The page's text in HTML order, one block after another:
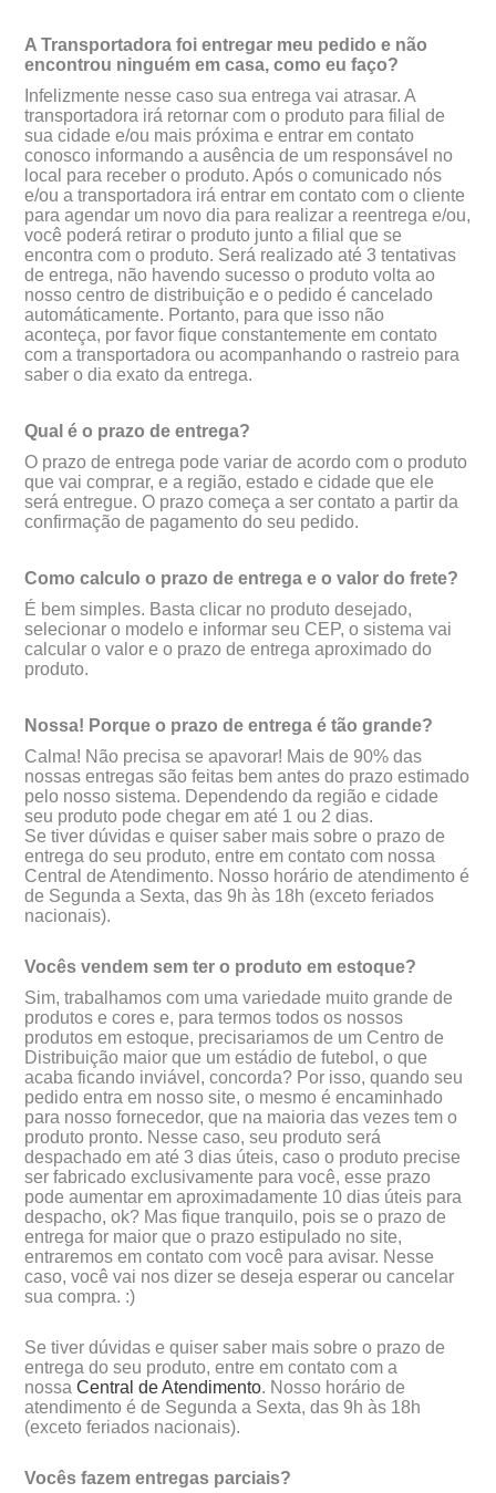
A Transportadora foi entregar meu pedido e não
encontrou ninguém em casa, como eu faço?
Infelizmente nesse caso sua entrega vai atrasar. A
transportadora irá retornar com o produto para filial de
sua cidade e/ou mais próxima e entrar em contato
conosco informando a ausência de um responsável no
local para receber o produto. Após o comunicado nós
e/ou a transportadora irá entrar em contato com o cliente
para agendar um novo dia para realizar a reentrega e/ou,
você poderá retirar o produto junto a filial que se
encontra com o produto. Será realizado até 3 tentativas
de entrega, não havendo sucesso o produto volta ao
nosso centro de distribuição e o pedido é cancelado
automáticamente. Portanto, para que isso não
aconteça, por favor fique constantemente em contato
com a transportadora ou acompanhando o rastreio para
saber o dia exato da entrega.
Qual é o prazo de entrega?
O prazo de entrega pode variar de acordo com o produto
que vai comprar, e a região, estado e cidade que ele
será entregue. O prazo começa a ser contato a partir da
confirmação de pagamento do seu pedido.
Como calculo o prazo de entrega e o valor do frete?
É bem simples. Basta clicar no produto desejado,
selecionar o modelo e informar seu CEP, o sistema vai
calcular o valor e o prazo de entrega aproximado do
produto.
Nossa! Porque o prazo de entrega é tão grande?
Calma! Não precisa se apavorar! Mais de 90% das
nossas entregas são feitas bem antes do prazo estimado
pelo nosso sistema. Dependendo da região e cidade
seu produto pode chegar em até 1 ou 2 dias.
Se tiver dúvidas e quiser saber mais sobre o prazo de
entrega do seu produto, entre em contato com nossa
Central de Atendimento. Nosso horário de atendimento é
de Segunda a Sexta, das 9h às 18h (exceto feriados
nacionais).
Vocês vendem sem ter o produto em estoque?
Sim, trabalhamos com uma variedade muito grande de
produtos e cores e, para termos todos os nossos
produtos em estoque, precisariamos de um Centro de
Distribuição maior que um estádio de futebol, o que
acaba ficando inviável, concorda? Por isso, quando seu
pedido entra em nosso site, o mesmo é encaminhado
para nosso fornecedor, que na maioria das vezes tem o
produto pronto. Nesse caso, seu produto ser
despachado em até 3 dias úteis, caso o produto precise
ser fabricado exclusivamente para você, esse prazo
pode aumentar em aproximadamente 10 dias úteis para
despacho, ok? Mas fique tranquilo, pois se o prazo de
entrega for maior que o prazo estipulado no site,
entraremos em contato com você para avisar. Nesse
caso, você vai nos dizer se deseja esperar ou cancelar
sua compra. :)
Se tiver dúvidas e quiser saber mais sobre o prazo de
entrega do seu produto, entre em contato com a
nossaCentral de Atendimento. Nosso horário de
atendimento é de Segunda a Sexta, das 9h às 18h
(exceto feriados nacionais).
Vocês fazem entregas parciais?